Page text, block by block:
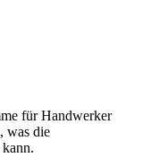
für Handwerker
was die